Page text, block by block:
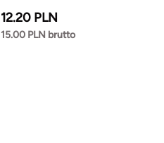
12.20 PLN
15.00 PLN brutto